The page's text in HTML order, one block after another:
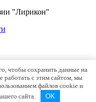
"Лирикон"
чтобы сохранить данные на
работать с этим сайтом, мы
файлов cookie и
сайта. OK